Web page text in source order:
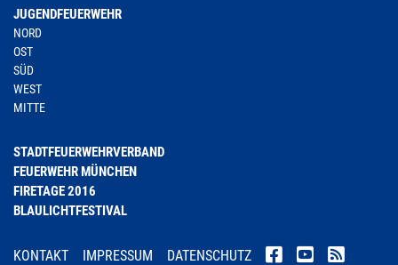
JUGENDFEUERWEHR
NORD
OST
SÜD
WEST
MITTE
STADTFEUERWEHRVERBAND
FEUERWEHR MÜNCHEN
FIRETAGE 2016
BLAULICHTFESTIVAL
KONTAKT IMPRESSUM DATENSCHUTZ